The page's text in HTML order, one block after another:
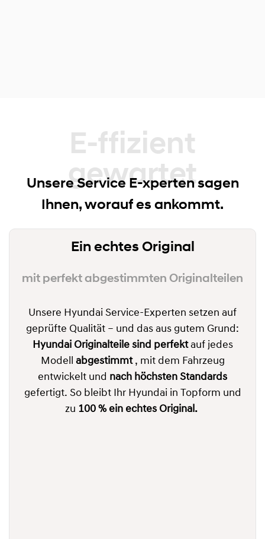
E-ffizient gewartet
Unsere Service E-xperten sagen
Ihnen, worauf es ankommt.
Ein echtes Original
mit perfekt abgestimmten Originalteilen
Unsere Hyundai Service-Experten setzen auf
geprüfte Qualität – und das aus gutem Grund:
Hyundai Originalteile sind perfektauf jedes
Modell abgestimmt, mit dem Fahrzeug
entwickelt und nach höchsten Standards
gefertigt. So bleibt Ihr Hyundai in Topform und
zu 100 % ein echtes Original.